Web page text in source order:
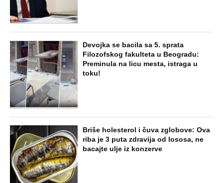
Devojka se bacila sa 5. sprata
Filozofskog fakulteta u Beogradu:
Preminula na licu mesta, istraga u
toku!
Briše holesterol i čuva zglobove: Ova
riba je 3 puta zdravija od lososa, ne
bacajte ulje iz konzerve